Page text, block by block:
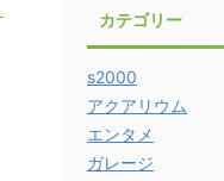
カテゴリー
s2000
アクアリウム
エンタメ
ガレージ